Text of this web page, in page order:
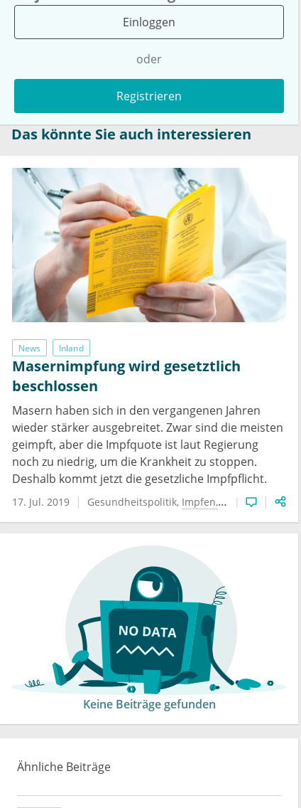
Einloggen
oder
Registrieren
Das könnte Sie auch interessieren
News Inland
Masernimpfung wird gesetztlich
beschlossen
Masern haben sich in den vergangenen Jahren
wieder stärker ausgebreitet. Zwar sind die meisten
geimpft, aber die Impfquote ist laut Regierung
noch zu niedrig, um die Krankheit zu stoppen.
Deshalb kommt jetzt die gesetzliche Impfpflicht.
17. Jul. 2019 Gesundheitspolitik Impfen Impfpflicht
Keine Beiträge gefunden
Ähnliche Beiträge